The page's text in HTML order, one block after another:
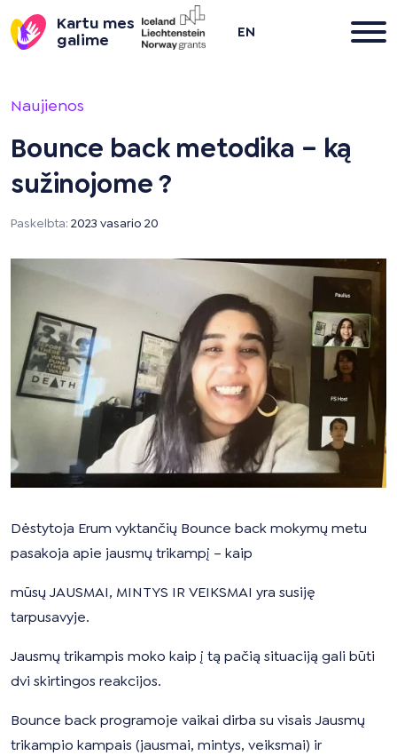
Kartu mes
galime EN
Naujienos
Bounce back metodika – ką
sužinojome ?
Paskelbta: 2023 vasario 20
Dėstytoja Erum vyktančių Bounce back mokymų metu
pasakoja apie jausmų trikampį – kaip
mūsų JAUSMAI, MINTYS IR VEIKSMAI yra susiję
tarpusavyje.
Jausmų trikampis moko kaip į tą pačią situaciją gali būti
dvi skirtingos reakcijos.
Bounce back programoje vaikai dirba su visais Jausmų
trikampio kampais (jausmai, mintys, veiksmai) ir